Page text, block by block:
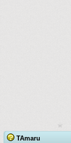
TAmaru